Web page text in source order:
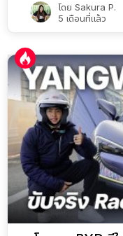
โดย Sakura P.
5 เดือนที่แล้ว